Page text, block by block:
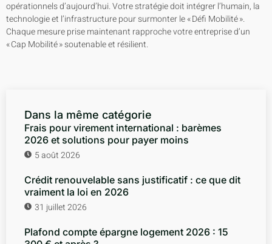
opérationnels d’aujourd’hui. Votre stratégie doit intégrer l’humain, la
technologie et l’infrastructure pour surmonter le « Défi Mobilité ».
Chaque mesure prise maintenant rapproche votre entreprise d’un
« Cap Mobilité » soutenable et résilient.
Dans la même catégorie
Frais pour virement international : barèmes
2026 et solutions pour payer moins
5 août 2026
Crédit renouvelable sans justificatif : ce que dit
vraiment la loi en 2026
31 juillet 2026
Plafond compte épargne logement 2026 : 15